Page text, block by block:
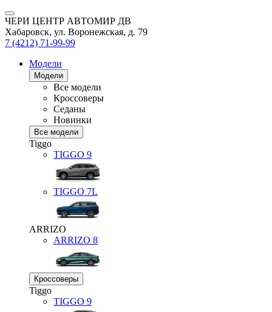
ЧЕРИ ЦЕНТР АВТОМИР ДВ
Хабаровск, ул. Воронежская, д. 79
7 (4212) 71-99-99
Модели
Модели
Все модели
Кроссоверы
Седаны
Новинки
Все модели
Tiggo
TIGGO 9
TIGGO 7L
ARRIZO
ARRIZO 8
Кроссоверы
Tiggo
TIGGO 9